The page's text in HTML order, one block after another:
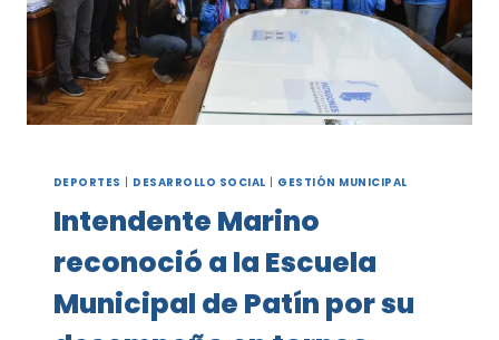
VALOR
LA
EDUCACIÓN,
EL
TRABAJO
CONJUNTO
Y
DE
PATRIA
DEPORTES | DESARROLLO SOCIAL | GESTIÓN MUNICIPAL
Intendente Marino
reconoció a la Escuela
Municipal de Patín por su